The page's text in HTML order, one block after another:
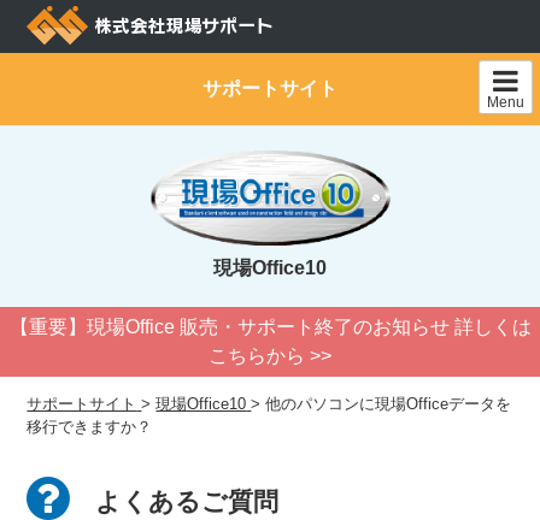
Skip
サポートサイト
Menu
現場Office10
【重要】現場Office 販売・サポート終了のお知らせ 詳しくは
こちらから >>
サポートサイト >現場Office10 >他のパソコンに現場Officeデータを
移行できますか？
よくあるご質問